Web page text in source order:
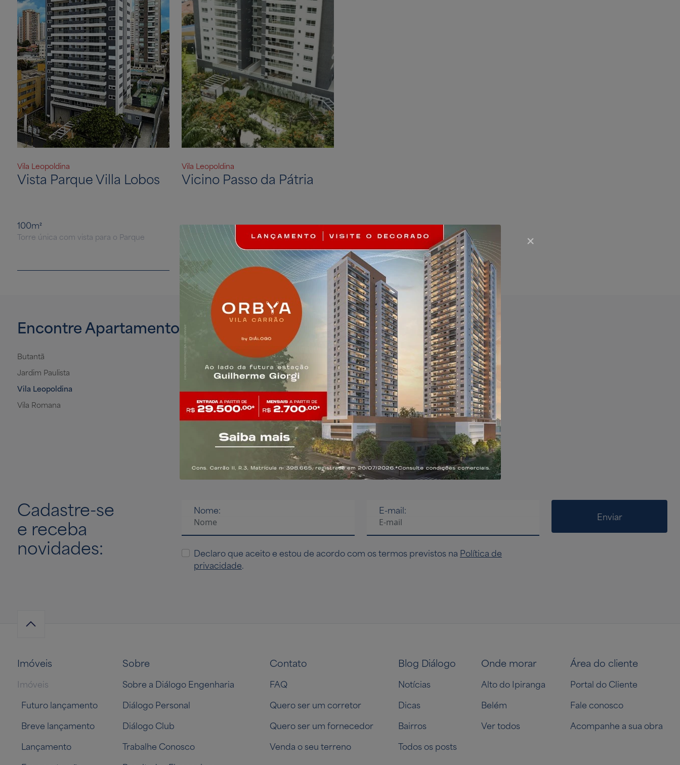
Vila Leopoldina
Vista Parque Villa Lobos
100m²
Torre única com vista para o Parque
Vila Leopoldina
Vicino Passo da Pátria
Encontre Apartamentos na Zona Oeste
Butantã
Jardim Paulista
Vila Leopoldina
Vila Romana
Cadastre-se
e receba
novidades:
Nome: E-mail:
Declaro que aceito e estou de acordo com os termos previstos na Política de
privacidade.
Enviar
Imóveis
Imóveis
Futuro lançamento
Breve lançamento
Lançamento
Sobre
Sobre a Diálogo Engenharia
Diálogo Personal
Diálogo Club
Trabalhe Conosco
Contato
FAQ
Quero ser um corretor
Quero ser um fornecedor
Venda o seu terreno
Blog Diálogo
Notícias
Dicas
Bairros
Todos os posts
Onde morar
Alto do Ipiranga
Belém
Ver todos
Área do cliente
Portal do Cliente
Fale conosco
Acompanhe a sua obra